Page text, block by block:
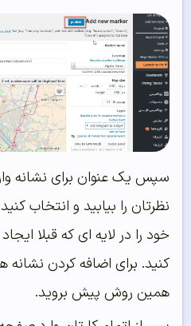
سپس یک عنوان برای نشانه
نظرتان را بیابید و انتخاب
خود را در لایه ای که قبلا
کنید. برای اضافه کردن نشانه
همین روش پیش بروید.